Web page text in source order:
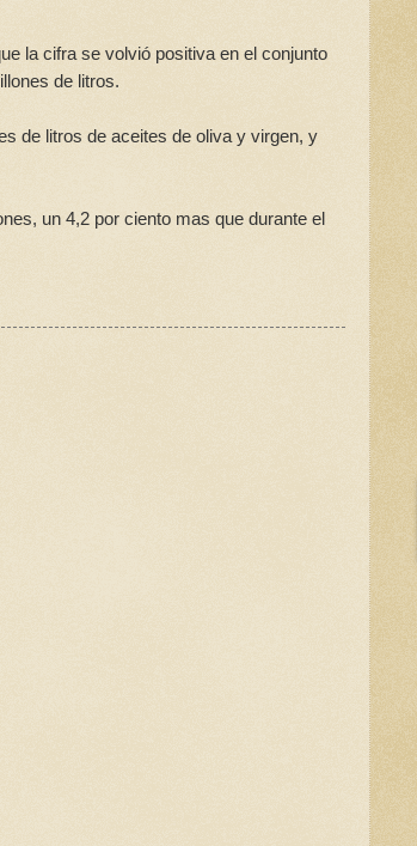
la cifra se volvió positiva en el conjunto
de litros.
de litros de aceites de oliva y virgen, y
un 4,2 por ciento mas que durante el